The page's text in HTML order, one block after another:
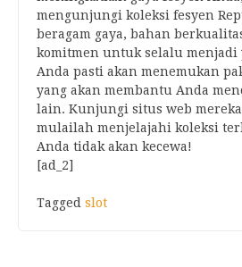
mengunjungi koleksi fesyen
beragam gaya, bahan
komitmen untuk selalu menjadi
Anda pasti akan menemukan
yang akan membantu Anda
lain. Kunjungi situs web
mulailah menjelajahi koleksi
Anda tidak akan kecewa!
[ad_2]
Tagged slot